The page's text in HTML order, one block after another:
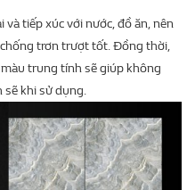
tiếp xúc với nước, đồ ăn, nên
trơn trượt tốt. Đồng thời,
trung tính sẽ giúp không
sẽ khi sử dụng.